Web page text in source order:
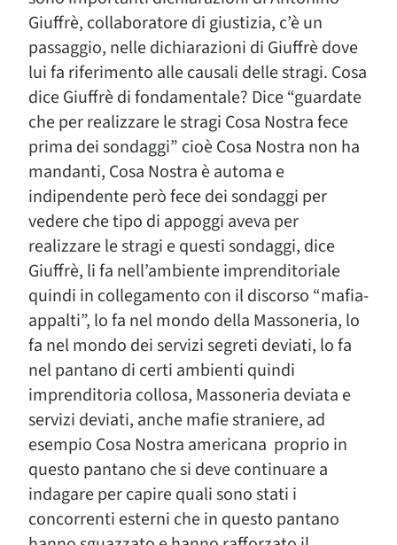
Giuffrè, collaboratore di giustizia, c’è un
passaggio, nelle dichiarazioni di Giuffrè dove
lui fa riferimento alle causali delle stragi. Cosa
dice Giuffrè di fondamentale? Dice “guardate
che per realizzare le stragi Cosa Nostra fece
prima dei sondaggi” cioè Cosa Nostra non ha
mandanti, Cosa Nostra è automa e
indipendente però fece dei sondaggi per
vedere che tipo di appoggi aveva per
realizzare le stragi e questi sondaggi, dice
Giuffrè, li fa nell’ambiente imprenditoriale
quindi in collegamento con il discorso “mafia-
appalti”, lo fa nel mondo della Massoneria, lo
fa nel mondo dei servizi segreti deviati, lo fa
nel pantano di certi ambienti quindi
imprenditoria collosa, Massoneria deviata e
servizi deviati, anche mafie straniere, ad
esempio Cosa Nostra americana proprio in
questo pantano che si deve continuare a
indagare per capire quali sono stati i
concorrenti esterni che in questo pantano